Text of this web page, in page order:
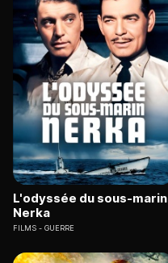
L'odyssée du sous-marin
Nerka
FILMS GUERRE